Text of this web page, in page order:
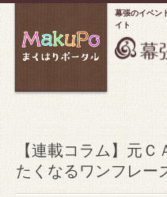
幕張のイベン
イト
【連載コラム】元
たくなるワンフレー